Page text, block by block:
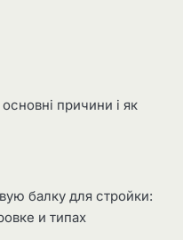
причини і як
балку для стройки:
и типах